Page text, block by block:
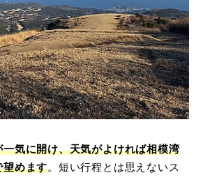
気に開け、天気がよければ相模湾
望めます。短い行程とは思えないス